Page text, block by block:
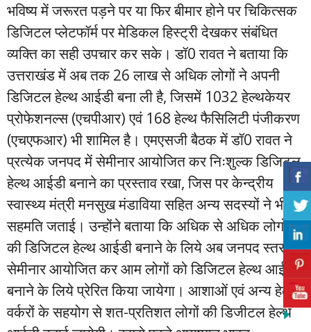
भविष्य में जरूरत पड़ने पर या फिर बीमार होने पर चिकित्सक
डिजिटल प्लेटफॉर्म पर मेडिकल हिस्ट्री देखकर संबंधित
व्यक्ति का सही उपचार कर सके। डॉ0 रावत ने बताया कि
उत्तराखंड में अब तक 26 लाख से अधिक लोगों ने अपनी
डिजिटल हेल्थ आईडी बना ली है, जिसमें 1032 हेल्थकेयर
प्रोफेशनल्स (एचपीआर) एवं 168 हेल्थ फैसिलिटी पंजीकरण
(एचएफआर) भी शामिल है। एमएसजी बैठक में डॉ0 रावत ने
प्रत्येक जनपद में सेमीनार आयोजित कर निःशुल्क डिजिटल
हेल्थ आईडी बनाने का प्रस्ताव रखा, जिस पर केन्द्रीय
स्वास्थ्य मंत्री मनसुख मंडाविया सहित अन्य सदस्यों ने भी
सहमति जताई। उन्होंने बताया कि अधिक से अधिक लोगों
की डिजिटल हेल्थ आईडी बनाने के लिये अब जनपद स्तर पर
सेमीनार आयोजित कर आम लोगों को डिजिटल हेल्थ आई
बनाने के लिये प्रेरित किया जायेगा। आशाओं एवं अन्य हेल्थ
वर्करों के सहयोग से शत-प्रतिशत लोगों की डिजीटल हेल्थ